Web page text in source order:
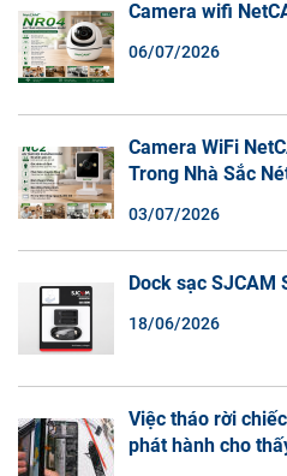
Camera wifi
06/07/2026
Camera WiFi
Trong Nhà Sắc
03/07/2026
Dock sạc SJCAM
18/06/2026
Việc tháo rời
phát hành cho